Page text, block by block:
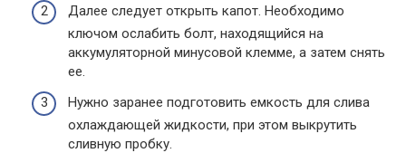
Далее следует открыть капот. Необходимо
ключом ослабить болт, находящийся на
аккумуляторной минусовой клемме, а затем снять
ее.
Нужно заранее подготовить емкость для слива
охлаждающей жидкости, при этом выкрутить
сливную пробку.